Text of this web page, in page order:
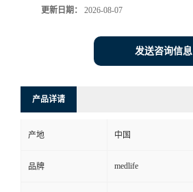
更新日期： 2026-08-07
发送咨询信息
产品详请
产地 中国
品牌 medlife